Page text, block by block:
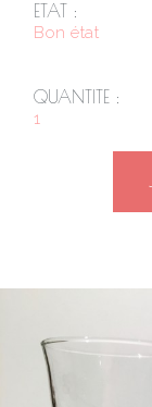
ETAT :
Bon état
QUANTITE :
1